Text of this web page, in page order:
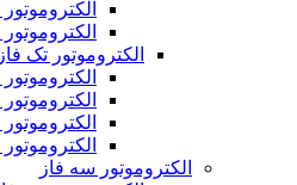
الکتروموتور تک
الکتروموتور سه فاز